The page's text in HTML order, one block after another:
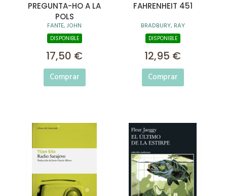
PREGUNTA-HO A LA
POLS
FANTE, JOHN
DISPONIBLE
17,50 €
Comprar
FAHRENHEIT 451
BRADBURY, RAY
DISPONIBLE
12,95 €
Comprar